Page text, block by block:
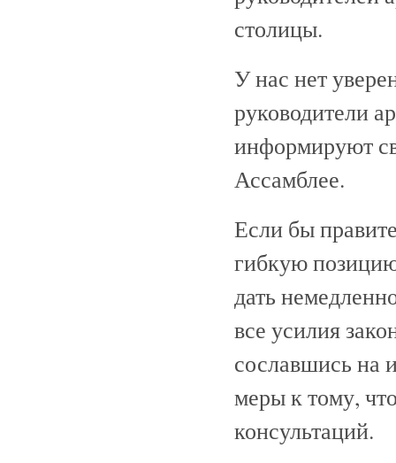
столицы.
У нас нет
руководители
информируют
Ассамблее.
Если бы
гибкую
дать
все усилия
сославшись на
меры к тому,
консультаций.